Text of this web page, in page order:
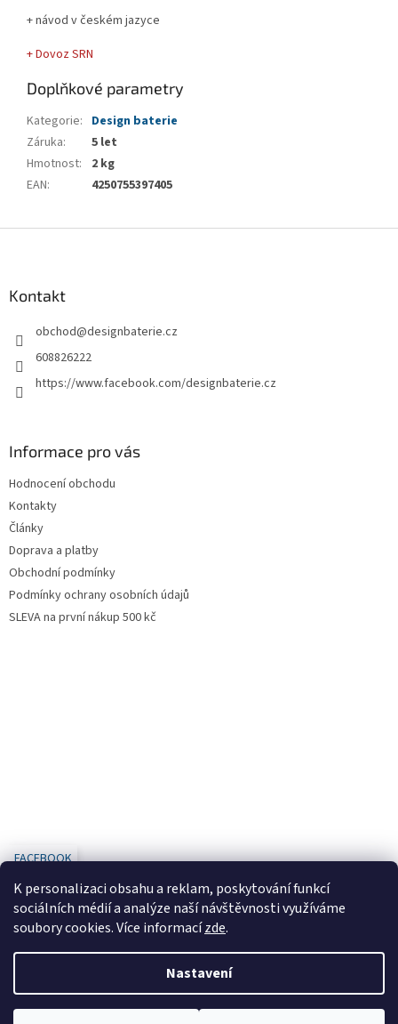
K personalizaci obsahu a reklam, poskytování funkcí
sociálních médií a analýze naší návštěvnosti využíváme
soubory cookies. Více informacízde.
Nastavení
+ návod v českém jazyce
+ Dovoz SRN
Doplňkové parametry
Kategorie: Design baterie
Záruka:
5 let
Hmotnost:
2 kg
EAN: 4250755397405
Kontakt
obchod@designbaterie.cz
608826222
https://www.facebook.com/designbaterie.cz
Informace pro vás
Hodnocení obchodu
Kontakty
Články
Doprava a platby
Obchodní podmínky
Podmínky ochrany osobních údajů
SLEVA na první nákup 500 kč
FACEBOOK
Copyright 2026www.designbaterie.cz. Všechna práva vyhrazena.